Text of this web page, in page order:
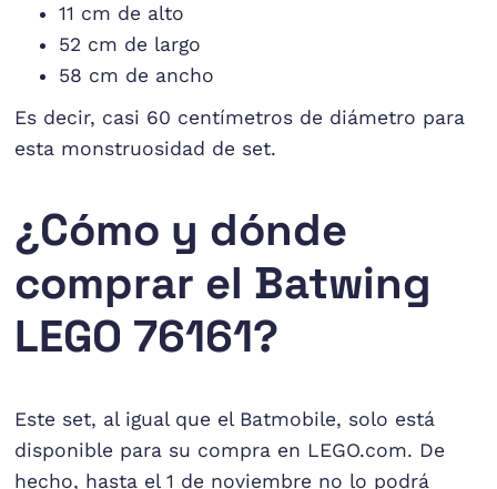
11 cm de alto
52 cm de largo
58 cm de ancho
Es decir, casi 60 centímetros de diámetro para
esta monstruosidad de set.
¿Cómo y dónde
comprar el Batwing
LEGO 76161?
Este set, al igual que el Batmobile, solo está
disponible para su compra en LEGO.com. De
hecho, hasta el 1 de noviembre no lo podrá